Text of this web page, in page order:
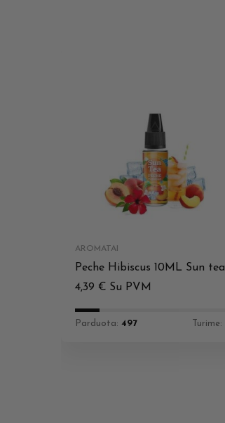
AROMATAI
Peche Hibiscus 10ML Sun tea
4,39 € Su PVM
Parduota: 497 Turime: